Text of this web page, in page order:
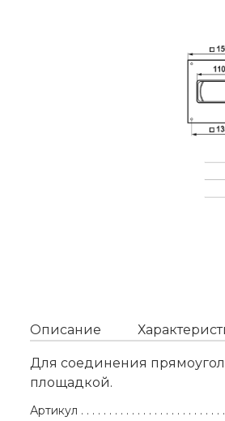
Описание
Для соединения
площадкой.
Артикул